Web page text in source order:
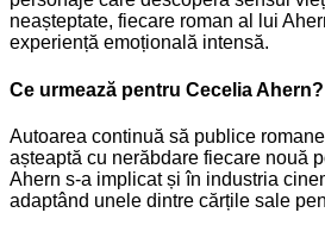
neașteptate, fiecare roman al lui
experiență emoțională intensă.
Ce urmează pentru Cecelia Ahern?
Autoarea continuă să publice
așteaptă cu nerăbdare fiecare nouă
Ahern s-a implicat și în industria
adaptând unele dintre cărțile sale